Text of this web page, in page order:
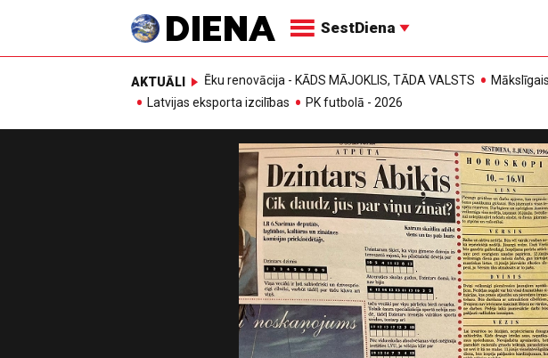
SestDiena
AKTUĀLI Ēku renovācija - KĀDS MĀJOKLIS, TĀDA VALSTS
Latvijas eksporta izcilības
PK futbolā - 2026